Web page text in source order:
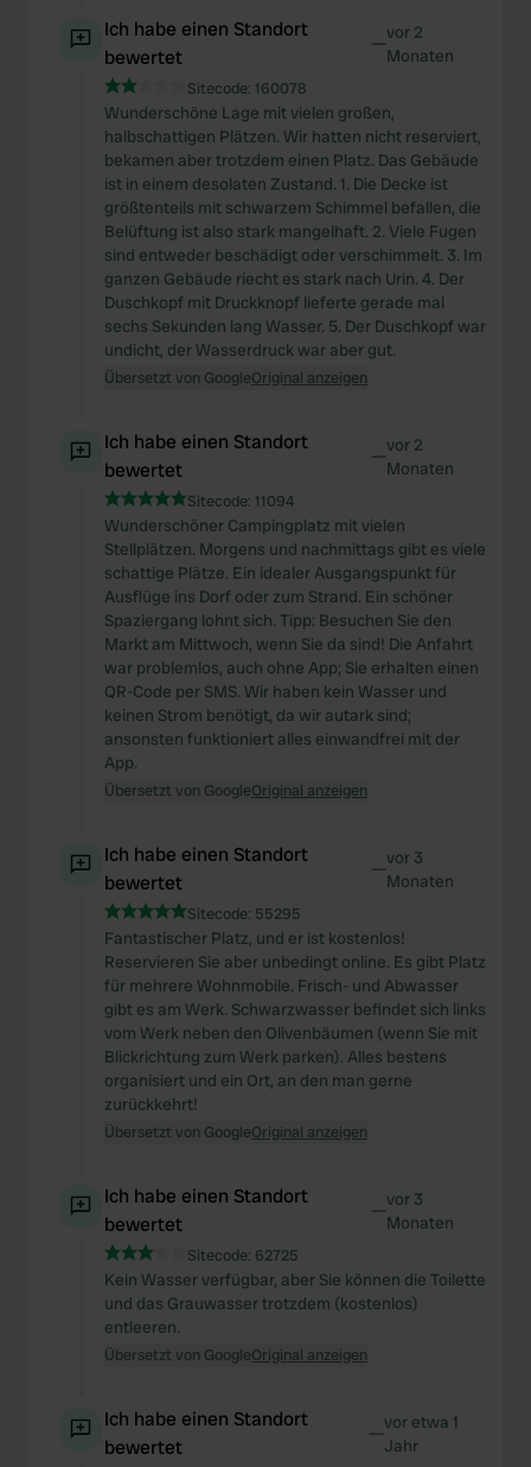
Ich habe einen Standort
bewertet
—vor 2
Monaten
Sitecode: 160078
Wunderschöne Lage mit vielen großen,
halbschattigen Plätzen. Wir hatten nicht reserviert,
bekamen aber trotzdem einen Platz. Das Gebäude
ist in einem desolaten Zustand. 1. Die Decke ist
größtenteils mit schwarzem Schimmel befallen, die
Belüftung ist also stark mangelhaft. 2. Viele Fugen
sind entweder beschädigt oder verschimmelt. 3. Im
ganzen Gebäude riecht es stark nach Urin. 4. Der
Duschkopf mit Druckknopf lieferte gerade mal
sechs Sekunden lang Wasser. 5. Der Duschkopf war
undicht, der Wasserdruck war aber gut.
Übersetzt von GoogleOriginal anzeigen
Ich habe einen Standort
bewertet
—vor 2
Monaten
Sitecode: 11094
Wunderschöner Campingplatz mit vielen
Stellplätzen. Morgens und nachmittags gibt es viele
schattige Plätze. Ein idealer Ausgangspunkt für
Ausflüge ins Dorf oder zum Strand. Ein schöner
Spaziergang lohnt sich. Tipp: Besuchen Sie den
Markt am Mittwoch, wenn Sie da sind! Die Anfahrt
war problemlos, auch ohne App; Sie erhalten einen
QR-Code per SMS. Wir haben kein Wasser und
keinen Strom benötigt, da wir autark sind;
ansonsten funktioniert alles einwandfrei mit der
App.
Übersetzt von GoogleOriginal anzeigen
Ich habe einen Standort
bewertet
—vor 3
Monaten
Sitecode: 55295
Fantastischer Platz, und er ist kostenlos!
Reservieren Sie aber unbedingt online. Es gibt Platz
für mehrere Wohnmobile. Frisch- und Abwasser
gibt es am Werk. Schwarzwasser befindet sich links
vom Werk neben den Olivenbäumen (wenn Sie mit
Blickrichtung zum Werk parken). Alles bestens
organisiert und ein Ort, an den man gerne
zurückkehrt!
Übersetzt von GoogleOriginal anzeigen
Ich habe einen Standort
bewertet
—vor 3
Monaten
Sitecode: 62725
Kein Wasser verfügbar, aber Sie können die Toilette
und das Grauwasser trotzdem (kostenlos)
entleeren.
Übersetzt von GoogleOriginal anzeigen
Ich habe einen Standort
bewertet
—vor etwa 1
Jahr